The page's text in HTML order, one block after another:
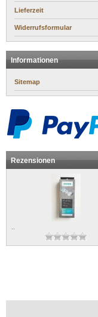
Lieferzeit
Widerrufsformular
Informationen
Sitemap
Rezensionen